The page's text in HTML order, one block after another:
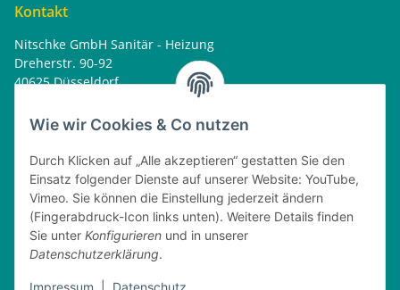
Wie wir Cookies & Co nutzen
Durch Klicken auf „Alle akzeptieren“ gestatten Sie den
Einsatz folgender Dienste auf unserer Website: YouTube,
Vimeo. Sie können die Einstellung jederzeit ändern
(Fingerabdruck-Icon links unten). Weitere Details finden
Sie unter Konfigurieren und in unserer
Datenschutzerklärung.
Kontakt
Nitschke GmbH Sanitär - Heizung
Dreherstr. 90-92
40625 Düsseldorf
home@nitschkegmbh.de
Rechtliches
Öffnungszeiten
08:00 - 17:30 Uhr
Dienstag
08:00 - 16:30 Uhr